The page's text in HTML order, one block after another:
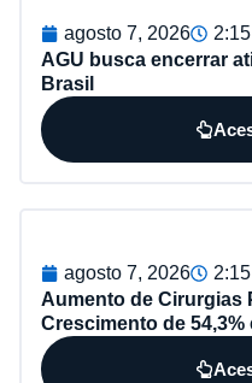
agosto 7, 2026
AGU busca encerrar
Brasil
agosto 7, 2026
Aumento de Cirurgias
Crescimento de 54,3%